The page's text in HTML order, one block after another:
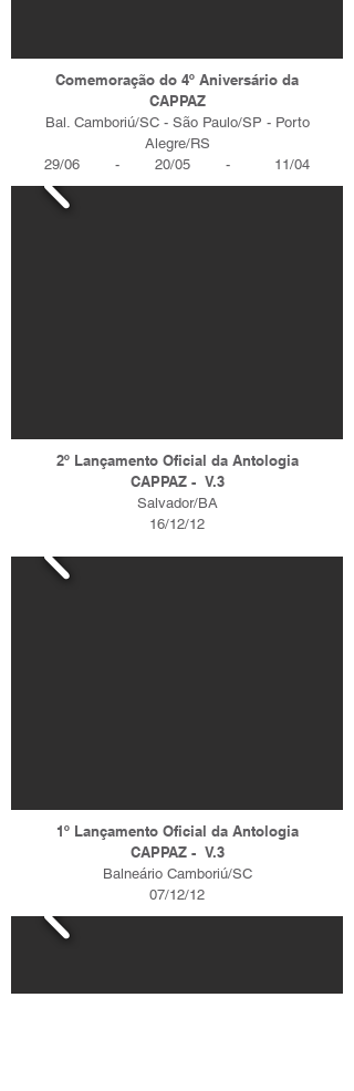
Comemoração do 4º Aniversário da
CAPPAZ
Bal. Camboriú/SC - São Paulo/SP - Porto
Alegre/RS
29/06 - 20/05 - 11/04
2º Lançamento Oficial da Antologia
CAPPAZ - V.3
Salvador/BA
16/12/12
1º Lançamento Oficial da Antologia
CAPPAZ - V.3
Balneário Camboriú/SC
07/12/12